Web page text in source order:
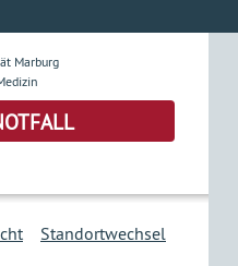
Marburg
Standortwechsel